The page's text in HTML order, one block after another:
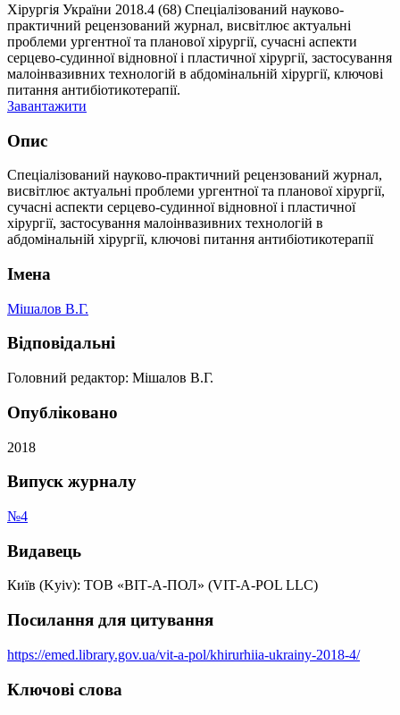
Хірургія України 2018.4 (68) Cпеціалізований науково-
практичний рецензований журнал, висвітлює актуальні
проблеми ургентної та планової хірургії, сучасні аспекти
серцево-судинної відновної і пластичної хірургії, застосування
малоінвазивних технологій в абдомінальній хірургії, ключові
питання антибіотикотерапії.
Завантажити
Опис
Cпеціалізований науково-практичний рецензований журнал,
висвітлює актуальні проблеми ургентної та планової хірургії,
сучасні аспекти серцево-судинної відновної і пластичної
хірургії, застосування малоінвазивних технологій в
абдомінальній хірургії, ключові питання антибіотикотерапії
Імена
Мішалов В.Г.
Відповідальні
Головний редактор: Мішалов В.Г.
Опубліковано
2018
Випуск журналу
№4
Видавець
Київ (Kyiv): ТОВ «ВІТ-А-ПОЛ» (VIT-A-POL LLC)
Посилання для цитування
https://emed.library.gov.ua/vit-a-pol/khirurhiia-ukrainy-2018-4/
Ключові слова